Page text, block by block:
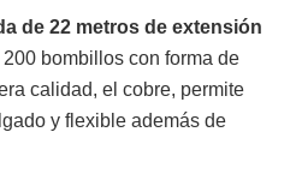
de 22 metros de extensión
bombillos con forma de
calidad, el cobre, permite
y flexible además de